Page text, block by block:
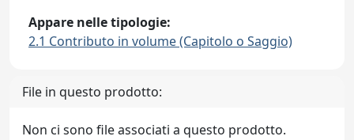
Appare nelle tipologie:
2.1 Contributo in volume (Capitolo o Saggio)
File in questo prodotto:
Non ci sono file associati a questo prodotto.